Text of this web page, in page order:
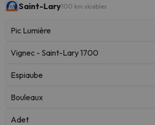
Saint-Lary100 km skiables
Pic Lumière
Vignec - Saint-Lary 1700
Espiaube
Bouleaux
Adet